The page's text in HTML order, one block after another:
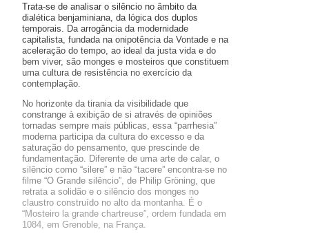
Trata-se de analisar o silêncio no âmbito da
dialética benjaminiana, da lógica dos duplos
temporais. Da arrogância da modernidade
capitalista, fundada na onipotência da Vontade e na
aceleração do tempo, ao ideal da justa vida e do
bem viver, são monges e mosteiros que constituem
uma cultura de resistência no exercício da
contemplação.
No horizonte da tirania da visibilidade que
constrange à exibição de si através de opiniões
tornadas sempre mais públicas, essa “parrhesia”
moderna participa da cultura do excesso e da
saturação do pensamento, que prescinde de
fundamentação. Diferente de uma arte de calar, o
silêncio como “silere” e não “tacere” encontra-se no
filme “O Grande silêncio”, de Philip Gröning, que
retrata a solidão e o silêncio dos monges no
claustro construído no alto da montanha. É o
“Mosteiro la grande chartreuse”, ordem fundada em
1084, em Grenoble, na França.